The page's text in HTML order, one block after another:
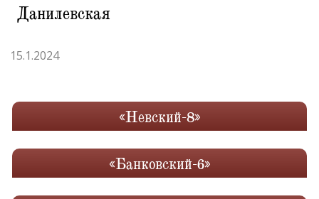
«Невский-8»
«Банковский-6»
Данилевская
15.1.2024